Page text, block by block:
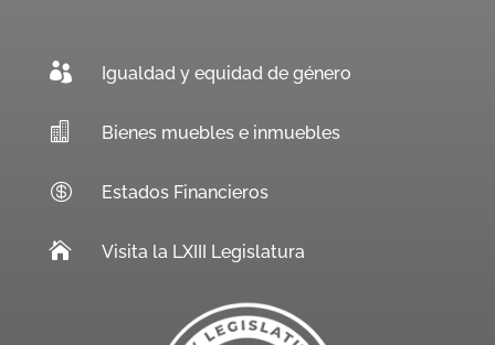
 Igualdad y equidad de género
 Bienes muebles e inmuebles
 Estados Financieros
 Visita la LXIII Legislatura